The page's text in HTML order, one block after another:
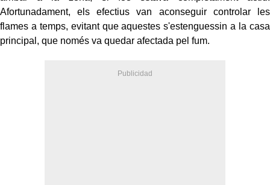
Afortunadament, els efectius van aconseguir controlar les
flames a temps, evitant que aquestes s'estenguessin a la casa
principal, que només va quedar afectada pel fum.